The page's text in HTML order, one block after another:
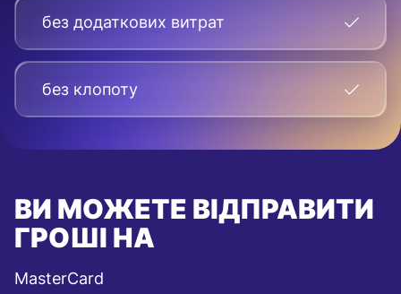
без додаткових витрат
без клопоту
ВИ МОЖЕТЕ ВІДПРАВИТИ
ГРОШІ НА
MasterCard